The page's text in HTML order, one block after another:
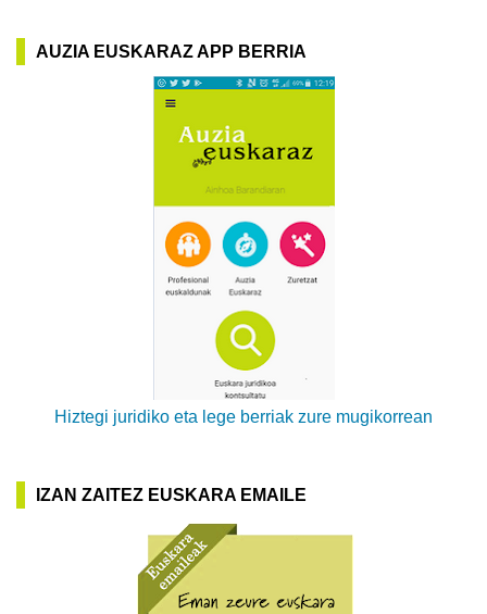
AUZIA EUSKARAZ APP BERRIA
Hiztegi juridiko eta lege berriak zure mugikorrean
IZAN ZAITEZ EUSKARA EMAILE